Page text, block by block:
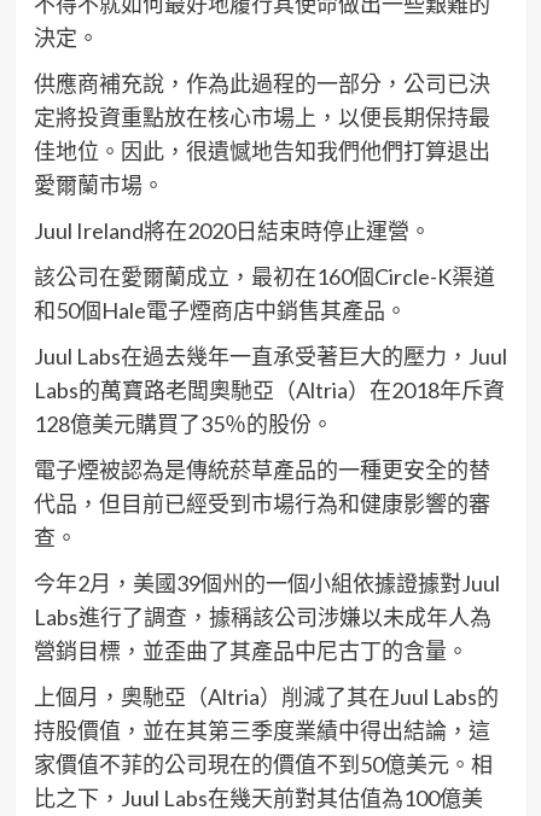
決定。
供應商補充說，作為此過程的一部分，公司已決
定將投資重點放在核心市場上，以便長期保持最
佳地位。因此，很遺憾地告知我們他們打算退出
愛爾蘭市場。
Juul Ireland將在2020日結束時停止運營。
該公司在愛爾蘭成立，最初在160個Circle-K渠道
和50個Hale電子煙商店中銷售其產品。
Juul Labs在過去幾年一直承受著巨大的壓力，Juul
Labs的萬寶路老闆奧馳亞（Altria）在2018年斥資
128億美元購買了35％的股份。
電子煙被認為是傳統菸草產品的一種更安全的替
代品，但目前已經受到市場行為和健康影響的審
查。
今年2月，美國39個州的一個小組依據證據對Juul
Labs進行了調查，據稱該公司涉嫌以未成年人為
營銷目標，並歪曲了其產品中尼古丁的含量。
上個月，奧馳亞（Altria）削減了其在Juul Labs的
持股價值，並在其第三季度業績中得出結論，這
家價值不菲的公司現在的價值不到50億美元。相
比之下，Juul Labs在幾天前對其估值為100億美